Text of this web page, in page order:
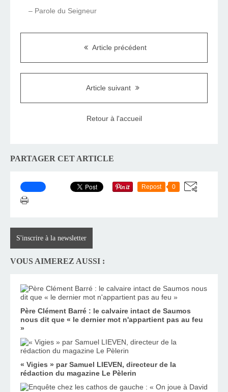
– Parole du Seigneur
Article précédent
Article suivant
Retour à l'accueil
PARTAGER CET ARTICLE
Repost 0
S'inscrire à la newsletter
VOUS AIMEREZ AUSSI :
Père Clément Barré : le calvaire intact de Saumos
nous dit que « le dernier mot n'appartient pas au feu
»
« Vigies » par Samuel LIEVEN, directeur de la
rédaction du magazine Le Pèlerin